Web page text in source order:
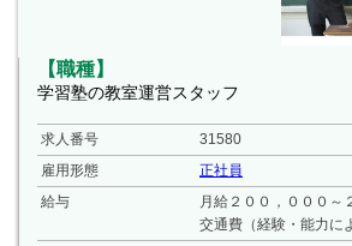
【職種】
学習塾の教室運営スタッフ
求人番号
31580
雇用形態
正社員
給与
月給２００，０００～
交通費（経験・能力に